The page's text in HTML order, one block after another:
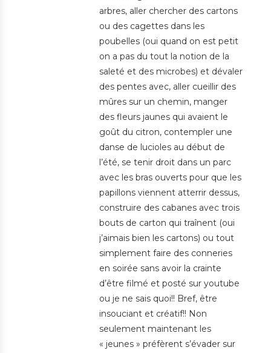
arbres, aller chercher des cartons
ou des cagettes dans les
poubelles (oui quand on est petit
on a pas du tout la notion de la
saleté et des microbes) et dévaler
des pentes avec, aller cueillir des
mûres sur un chemin, manger
des fleurs jaunes qui avaient le
goût du citron, contempler une
danse de lucioles au début de
l’été, se tenir droit dans un parc
avec les bras ouverts pour que les
papillons viennent atterrir dessus,
construire des cabanes avec trois
bouts de carton qui traînent (oui
j’aimais bien les cartons) ou tout
simplement faire des conneries
en soirée sans avoir la crainte
d’être filmé et posté sur youtube
ou je ne sais quoi!! Bref, être
insouciant et créatif!! Non
seulement maintenant les
« jeunes » préfèrent s’évader sur